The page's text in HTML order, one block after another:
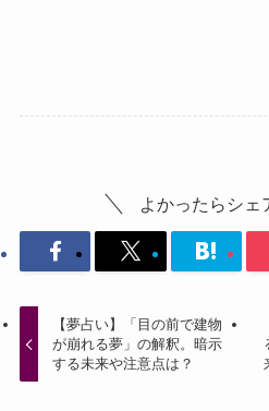
よかったらシェ
【夢占い】「目の前で建物
が崩れる夢」の解釈。暗示
する未来や注意点は？